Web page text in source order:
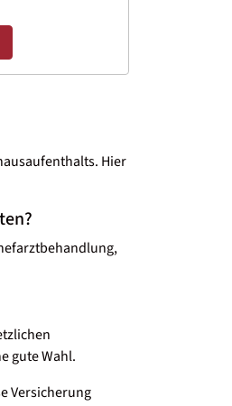
Hier
gute Wahl.
Versicherung